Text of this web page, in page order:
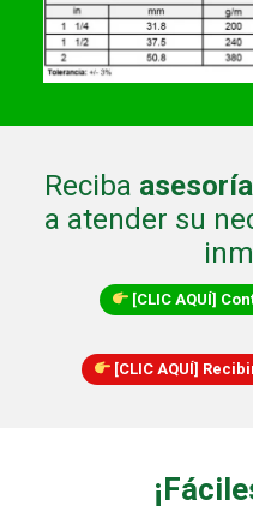
Reciba asesoría
a atender su
[CLIC AQUÍ]
[CLIC AQUÍ]